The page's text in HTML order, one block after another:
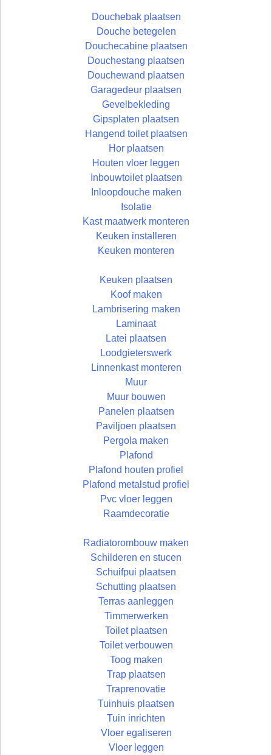
Douchebak plaatsen
Douche betegelen
Douchecabine plaatsen
Douchestang plaatsen
Douchewand plaatsen
Garagedeur plaatsen
Gevelbekleding
Gipsplaten plaatsen
Hangend toilet plaatsen
Hor plaatsen
Houten vloer leggen
Inbouwtoilet plaatsen
Inloopdouche maken
Isolatie
Kast maatwerk monteren
Keuken installeren
Keuken monteren
Keuken plaatsen
Koof maken
Lambrisering maken
Laminaat
Latei plaatsen
Loodgieterswerk
Linnenkast monteren
Muur
Muur bouwen
Panelen plaatsen
Paviljoen plaatsen
Pergola maken
Plafond
Plafond houten profiel
Plafond metalstud profiel
Pvc vloer leggen
Raamdecoratie
Radiatorombouw maken
Schilderen en stucen
Schuifpui plaatsen
Schutting plaatsen
Terras aanleggen
Timmerwerken
Toilet plaatsen
Toilet verbouwen
Toog maken
Trap plaatsen
Traprenovatie
Tuinhuis plaatsen
Tuin inrichten
Vloer egaliseren
Vloer leggen